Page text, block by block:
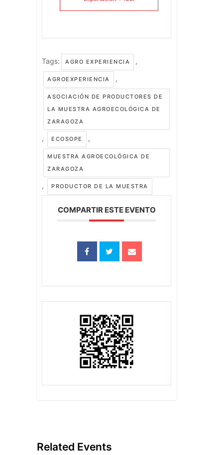
Tags: AGRO EXPERIENCIA ,
AGROEXPERIENCIA ,
ASOCIACIÓN DE PRODUCTORES DE
LA MUESTRA AGROECOLÓGICA DE
ZARAGOZA
, ECOSOPE ,
MUESTRA AGROECOLÓGICA DE
ZARAGOZA
, PRODUCTOR DE LA MUESTRA
COMPARTIR ESTE EVENTO
Related Events